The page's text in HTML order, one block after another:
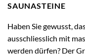
SAUNASTEINE
Haben Sie gewusst,
ausschliesslich mit
werden dürfen? Der